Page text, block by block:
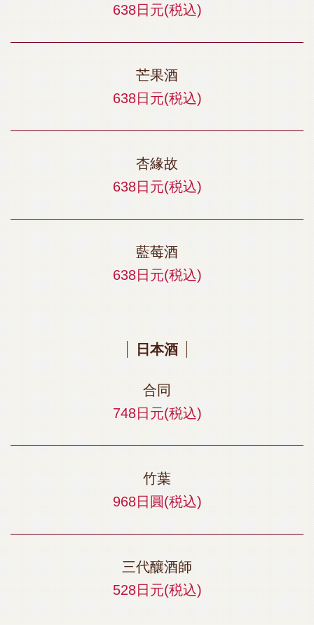
638日元(税込)
芒果酒
638日元(税込)
杏緣故
638日元(税込)
藍莓酒
638日元(税込)
日本酒
合同
748日元(税込)
竹葉
968日圓(税込)
三代釀酒師
528日元(税込)